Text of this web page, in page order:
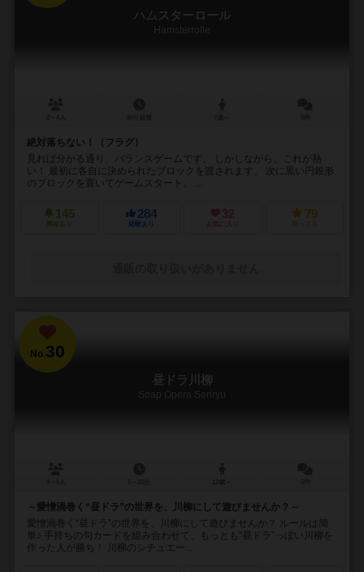
ハムスターロール
Hamsterrolle
絶対落ちない！（フラグ）
見れば分かる通り、バランスゲームです。 しかしながら、これが熱
い！ 最初に各自に決められたブロックを渡されます。 次に黒い円錐形
のブロックを置いてゲームスタート。 ...
145
興味あり
284
経験あり
32
お気に入り
79
持ってる
No.30
昼ドラ川柳
Soap Opera Senryu
～愛憎渦巻く“昼ドラ”の世界を、川柳にして遊びませんか？～
愛憎渦巻く“昼ドラ”の世界を、川柳にして遊びませんか？ ルールは簡
単♪ 手持ちの句カードを組み合わせて、もっとも”昼ドラ”っぽい川柳を
作った人が勝ち！ 川柳のシチュエー...